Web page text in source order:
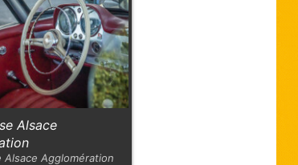
Alsace
Agglomération